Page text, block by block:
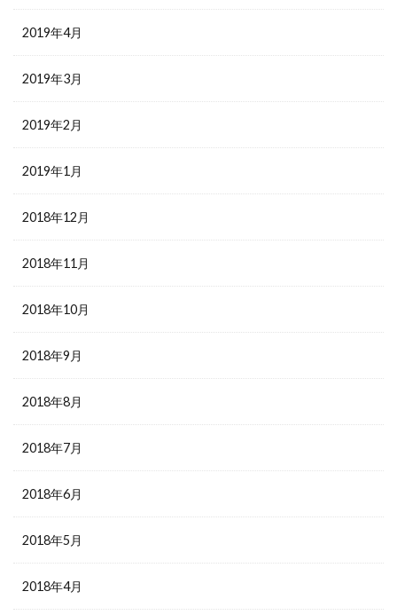
2019年4月
2019年3月
2019年2月
2019年1月
2018年12月
2018年11月
2018年10月
2018年9月
2018年8月
2018年7月
2018年6月
2018年5月
2018年4月